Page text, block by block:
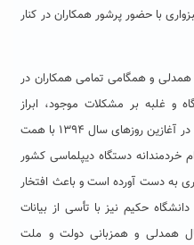
با حضور پرشور همکاران در کنار
همدلی و همگامی تمامی همکاران در
و غلبه بر مشکلات موجود، ابراز
امیدواری کرد که همچنانکه ایران اسلامی در آغازین روزهای سال ۱۳۹۴ با همت
خردمندانه دستگاه دیپلماسی کشور
به دست آورده است و باعث افتخار
حکیم نیز با تأسی از بیانات
رهبری که سال ۹۴ را سال همدلی و همزبانی دولت و ملت